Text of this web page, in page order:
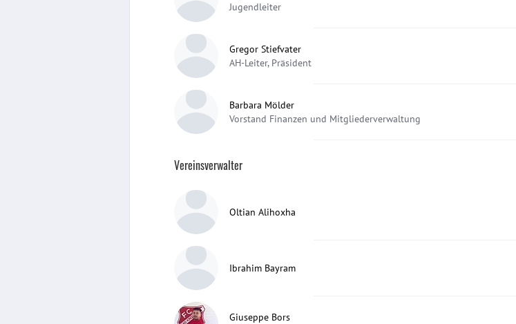
Jugendleiter
Gregor Stiefvater
AH-Leiter, Präsident
Barbara Mölder
Vorstand Finanzen und Mitgliederverwaltung
Vereinsverwalter
Oltian Alihoxha
Ibrahim Bayram
Giuseppe Bors